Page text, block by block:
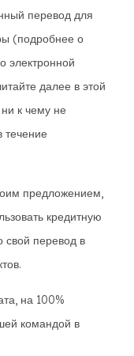
перевод для
(подробнее о
электронной
далее в этой
к чему не
предложением,
кредитную
свой перевод в
на 100%
командой в